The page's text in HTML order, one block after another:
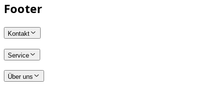
Footer
Kontakt
Service
Über uns